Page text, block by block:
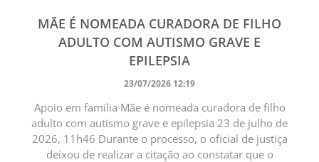
MÃE É NOMEADA CURADORA DE FILHO
ADULTO COM AUTISMO GRAVE E
EPILEPSIA
23/07/2026 12:19
Apoio em família Mãe é nomeada curadora de filho
adulto com autismo grave e epilepsia 23 de julho de
2026, 11h46 Durante o processo, o oficial de justiça
deixou de realizar a citação ao constatar que o